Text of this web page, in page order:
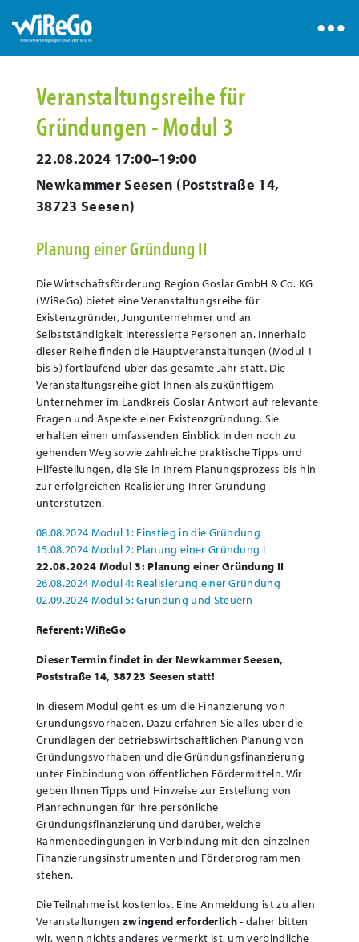
Veranstaltungsreihe für
Gründungen - Modul 3
22.08.2024 17:00–19:00
Newkammer Seesen (Poststraße 14,
38723 Seesen)
Planung einer Gründung II
Die Wirtschaftsförderung Region Goslar GmbH & Co. KG
(WiReGo) bietet eine Veranstaltungsreihe für
Existenzgründer, Jungunternehmer und an
Selbstständigkeit interessierte Personen an. Innerhalb
dieser Reihe finden die Hauptveranstaltungen (Modul 1
bis 5) fortlaufend über das gesamte Jahr statt. Die
Veranstaltungsreihe gibt Ihnen als zukünftigem
Unternehmer im Landkreis Goslar Antwort auf relevante
Fragen und Aspekte einer Existenzgründung. Sie
erhalten einen umfassenden Einblick in den noch zu
gehenden Weg sowie zahlreiche praktische Tipps und
Hilfestellungen, die Sie in Ihrem Planungsprozess bis hin
zur erfolgreichen Realisierung Ihrer Gründung
unterstützen.
08.08.2024 Modul 1: Einstieg in die Gründung
15.08.2024 Modul 2: Planung einer Gründung I
22.08.2024 Modul 3: Planung einer Gründung II
26.08.2024 Modul 4: Realisierung einer Gründung
02.09.2024 Modul 5: Gründung und Steuern
Referent: WiReGo
Dieser Termin findet in der Newkammer Seesen,
Poststraße 14, 38723 Seesen statt!
In diesem Modul geht es um die Finanzierung von
Gründungsvorhaben. Dazu erfahren Sie alles über die
Grundlagen der betriebswirtschaftlichen Planung von
Gründungsvorhaben und die Gründungsfinanzierung
unter Einbindung von öffentlichen Fördermitteln. Wir
geben Ihnen Tipps und Hinweise zur Erstellung von
Planrechnungen für Ihre persönliche
Gründungsfinanzierung und darüber, welche
Rahmenbedingungen in Verbindung mit den einzelnen
Finanzierungsinstrumenten und Förderprogrammen
stehen.
Die Teilnahme ist kostenlos. Eine Anmeldung ist zu allen
Veranstaltungenzwingend erforderlich- daher bitten
wir, wenn nichts anderes vermerkt ist, um verbindliche